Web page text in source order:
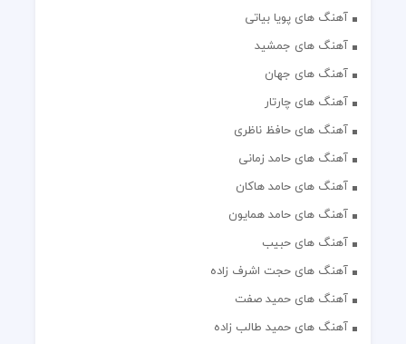
آهنگ های پویا بیاتی
آهنگ های جمشید
آهنگ های جهان
آهنگ های چارتار
آهنگ های حافظ ناظری
آهنگ های حامد زمانی
آهنگ های حامد هاکان
آهنگ های حامد همایون
آهنگ های حبیب
آهنگ های حجت اشرف زاده
آهنگ های حمید صفت
آهنگ های حمید طالب زاده